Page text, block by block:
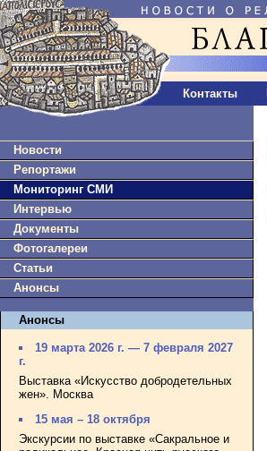
Контакты
Новости
Репортажи
Мониторинг СМИ
Интервью
Документы
Фотогалереи
Статьи
Анонсы
Анонсы
19 марта 2026 г. — 7 февраля 2027
г.
Выставка «Искусство добродетельных
жен». Москва
15 мая – 18 октября
Экскурсии по выставке «Сакральное и